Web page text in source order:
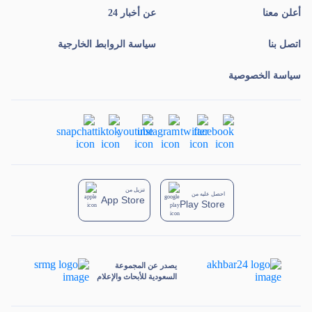
يصدر عن المجموعة
السعودية للأبحاث والإعلام
أعلن معنا عن أخبار 24
اتصل بنا سياسة الروابط الخارجية
سياسة الخصوصية
تنزيل من
App Store
احصل عليه من
Play Store